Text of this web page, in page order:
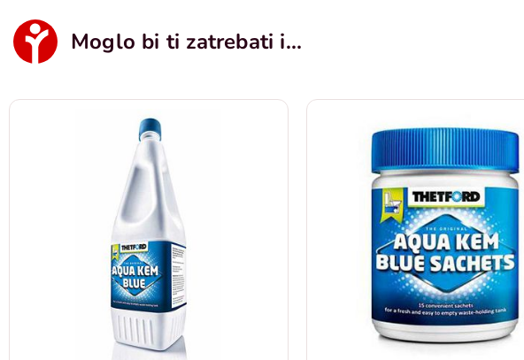
Moglo bi ti zatrebati i...